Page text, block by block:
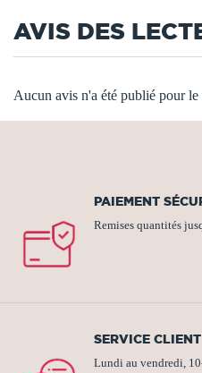
AVIS DES
Aucun avis n'a été publié pour le
PAIEMENT
Remises quantités
SERVICE CLIENT
Lundi au vendredi,